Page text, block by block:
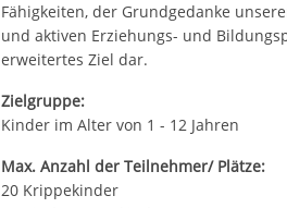
Fähigkeiten, der Grundgedanke
und aktiven Erziehungs- und
erweitertes Ziel dar.
Zielgruppe:
Kinder im Alter von 1 - 12 Jahren
Max. Anzahl der Teilnehmer/ Plätze:
20 Krippekinder